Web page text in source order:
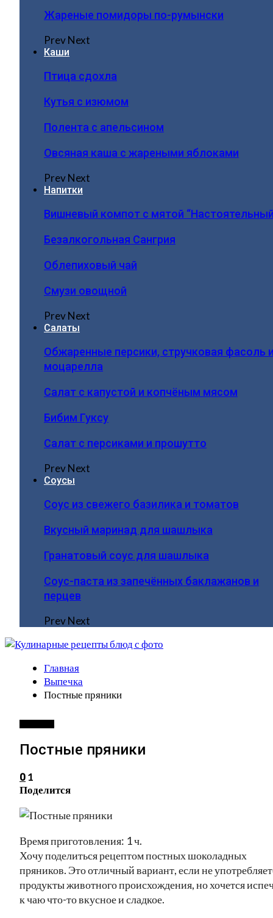
Жареные помидоры по-румынски
PrevNext
Каши
Птица сдохла
Кутья с изюмом
Полента с апельсином
Овсяная каша с жареными яблоками
PrevNext
Напитки
Вишневый компот с мятой
Безалкогольная Сангрия
Облепиховый чай
Смузи овощной
PrevNext
Салаты
Обжаренные персики, стручковая фасоль
моцарелла
Салат с капустой и копчёным мясом
Бибим Гуксу
Салат с персиками и прошутто
PrevNext
Соусы
Соус из свежего базилика и томатов
Вкусный маринад для шашлыка
Гранатовый соус для шашлыка
Соус-паста из запечённых баклажанов и
перцев
PrevNext
Главная
Выпечка
Постные пряники
Постные пряники
0 1
Поделится
Время приготовления: 1 ч.
Хочу поделиться рецептом постных шоколадных
пряников. Это отличный вариант, если не
продукты животного происхождения, но хочется
к чаю что-то вкусное и сладкое.